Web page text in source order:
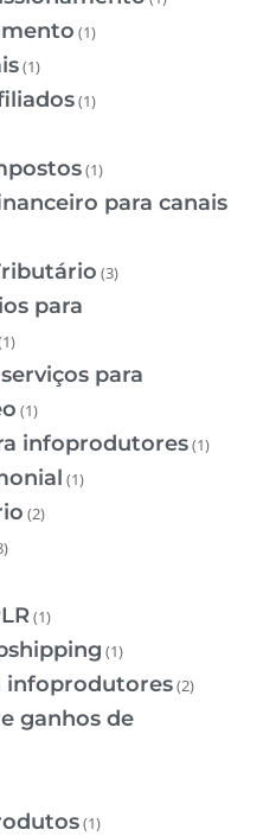
(1)
(1)
(1)
(1)
para canais
(3)
para
para
(1)
infoprodutores(1)
(1)
(2)
(1)
(1)
infoprodutores(2)
ganhos de
(1)